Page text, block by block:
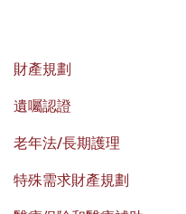
財產規劃
遺囑認證
老年法/長期護理
特殊需求財產規劃